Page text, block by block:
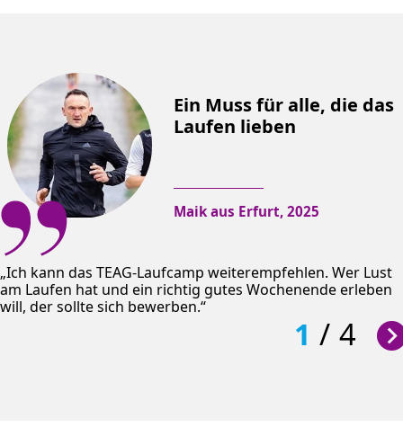
Ein Muss für alle, die das
Laufen lieben
Ich kann das TEAG-Laufcamp weiterempfehlen. Wer Lust
am Laufen hat und ein richtig gutes Wochenende erleben
will, der sollte sich bewerben.
Maik aus Erfurt, 2025
1 / 4